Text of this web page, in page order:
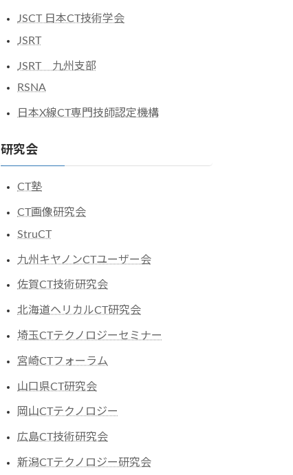
JSCT 日本CT技術学会
JSRT
JSRT 九州支部
RSNA
日本X線CT専門技師認定機構
研究会
CT塾
CT画像研究会
StruCT
九州キヤノンCTユーザー会
佐賀CT技術研究会
北海道ヘリカルCT研究会
埼玉CTテクノロジーセミナー
宮崎CTフォーラム
山口県CT研究会
岡山CTテクノロジー
広島CT技術研究会
新潟CTテクノロジー研究会